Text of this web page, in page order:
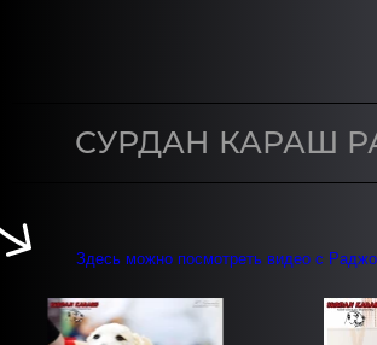
СУРДАН КАРАШ
Здесь можно посмотреть видео с